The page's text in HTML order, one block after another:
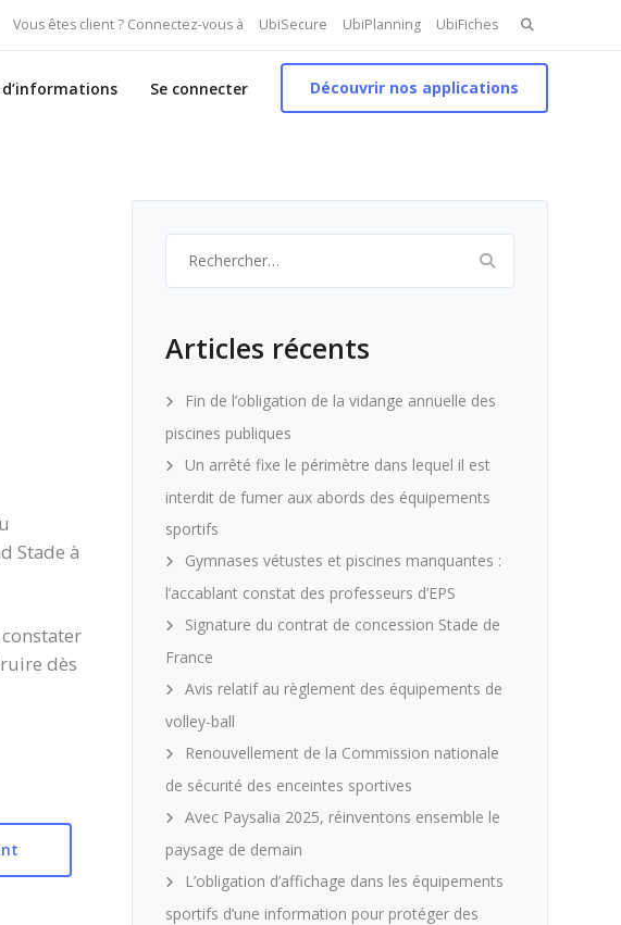
Vous êtes client ? Connectez-vous à UbiSecure UbiPlanning UbiFiches Search
for:
d’informations Se connecter Découvrir nos applications
Stade à
dès
Articles récents
Fin de l’obligation de la vidange annuelle des
piscines publiques
Un arrêté fixe le périmètre dans lequel il est
interdit de fumer aux abords des équipements
sportifs
Gymnases vétustes et piscines manquantes :
l’accablant constat des professeurs d’EPS
Signature du contrat de concession Stade de
France
Avis relatif au règlement des équipements de
volley-ball
Renouvellement de la Commission nationale
de sécurité des enceintes sportives
Avec Paysalia 2025, réinventons ensemble le
paysage de demain
L’obligation d’affichage dans les équipements
sportifs d’une information pour protéger des